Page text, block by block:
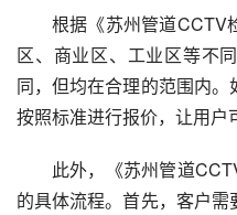
根据《苏州管道CCTV
区、商业区、工业区等不
同，但均在合理的范围内
按照标准进行报价，让用户
此外，《苏州管道
的具体流程。首先，客户